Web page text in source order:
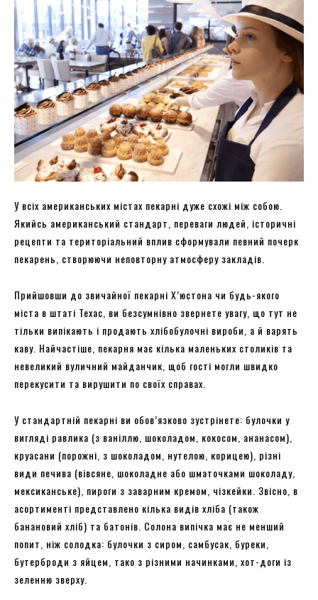
У всіх американських містах пекарні дуже схожі між собою.
Якийсь американський стандарт, переваги людей, історичні
рецепти та територіальний вплив сформували певний почерк
пекарень, створюючи неповторну атмосферу закладів.
Прийшовши до звичайної пекарні Х’юстона чи будь-якого
міста в штаті Техас, ви безсумнівно звернете увагу, що тут не
тільки випікають і продають хлібобулочні вироби, а й варять
каву. Найчастіше, пекарня має кілька маленьких столиків та
невеликий вуличний майданчик, щоб гості могли швидко
перекусити та вирушити по своїх справах.
У стандартній пекарні ви обов’язково зустрінете: булочки у
вигляді равлика (з ваніллю, шоколадом, кокосом, ананасом),
круасани (порожні, з шоколадом, нутелою, корицею), різні
види печива (вівсяне, шоколадне або шматочками шоколаду,
мексиканське), пироги з заварним кремом, чізкейки. Звісно, в
асортименті представлено кілька видів хліба (також
банановий хліб) та батонів. Солона випічка має не менший
попит, ніж солодка: булочки з сиром, самбусак, буреки,
бутерброди з яйцем, тако з різними начинками, хот-доги із
зеленню зверху.